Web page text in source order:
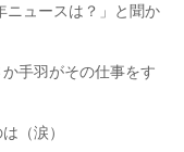
ニュースは？」と聞か
手羽がその仕事をす
（涙）